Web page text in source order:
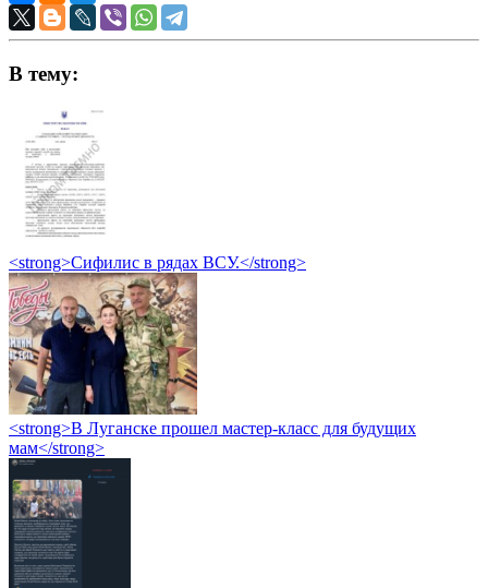
В тему:
<strong>Сифилис в рядах ВСУ.</strong>
<strong>В Луганске прошел мастер-класс для будущих
мам</strong>